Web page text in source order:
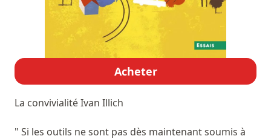
Acheter
La convivialitéIvan Illich
" Si les outils ne sont pas dès maintenant soumis à